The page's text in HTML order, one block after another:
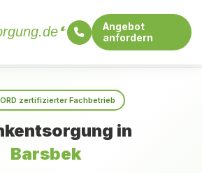
Angebot
anfordern
zertifizierter Fachbetrieb
in
Barsbek